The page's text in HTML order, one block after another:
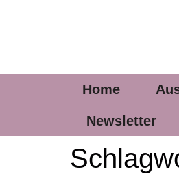
Home
Newsletter